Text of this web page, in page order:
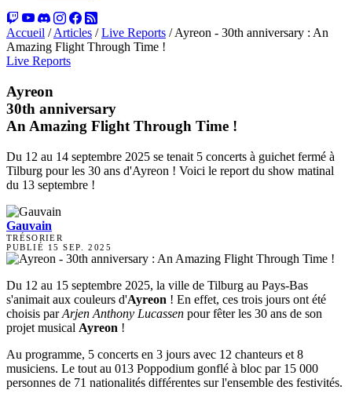
Accueil / Articles / Live Reports / Ayreon - 30th anniversary : An
Amazing Flight Through Time !
Live Reports
Ayreon
30th anniversary
An Amazing Flight Through Time !
Du 12 au 14 septembre 2025 se tenait 5 concerts à guichet fermé à
Tilburg pour les 30 ans d'Ayreon ! Voici le report du show matinal
du 13 septembre !
Gauvain
TRÉSORIER
PUBLIÉ 15 SEP. 2025
Du 12 au 15 septembre 2025, la ville de Tilburg au Pays-Bas
s'animait aux couleurs d'Ayreon ! En effet, ces trois jours ont été
choisis parArjen Anthony Lucassen pour fêter les 30 ans de son
projet musical Ayreon !
Au programme, 5 concerts en 3 jours avec 12 chanteurs et 8
musiciens. Le tout au 013 Poppodium gonflé à bloc par 15 000
personnes de 71 nationalités différentes sur l'ensemble des festivités.